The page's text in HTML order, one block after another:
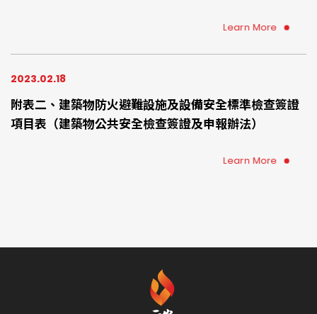
Learn More
2023.02.18
附表二、建築物防火避難設施及設備安全標準檢查簽證
項目表（建築物公共安全檢查簽證及申報辦法）
Learn More